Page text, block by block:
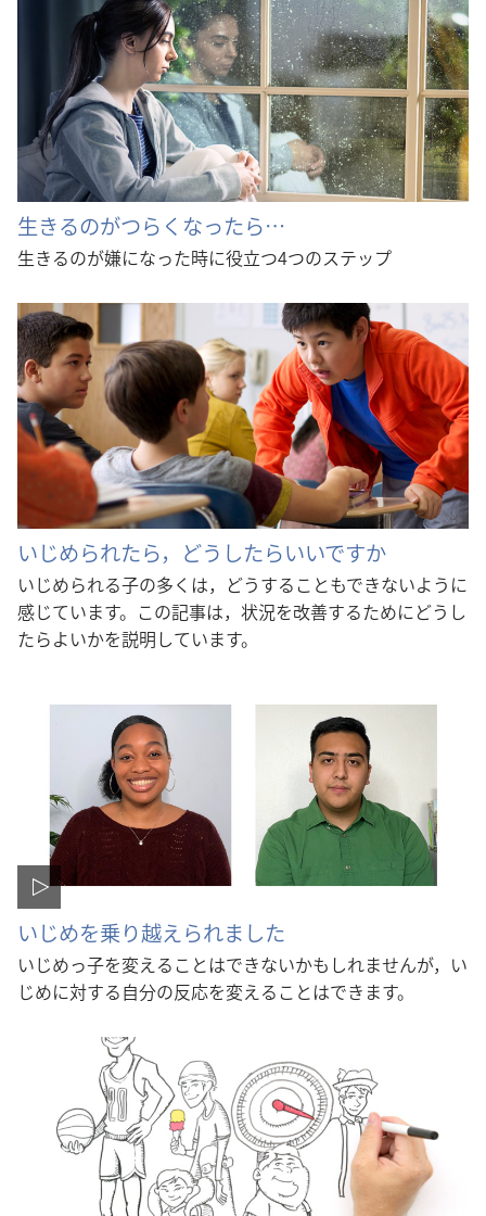
生きるのがつらくなったら…
生きるのが嫌になった時に役立つ4つのステップ
いじめられたら，どうしたらいいですか
いじめられる子の多くは，どうすることもできないように
感じています。この記事は，状況を改善するためにどうし
たらよいかを説明しています。
いじめを乗り越えられました
いじめっ子を変えることはできないかもしれませんが，い
じめに対する自分の反応を変えることはできます。